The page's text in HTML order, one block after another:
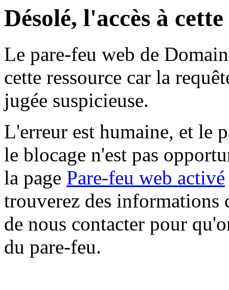
Désolé, l'accès à
Le pare-feu web de
cette ressource car la
jugée suspicieuse.
L'erreur est humaine, et le
le blocage n'est pas
la page Pare-feu web activé
trouverez des informations
de nous contacter pour
du pare-feu.